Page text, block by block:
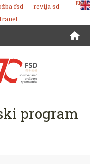
ENG
fsd
revija sd
program